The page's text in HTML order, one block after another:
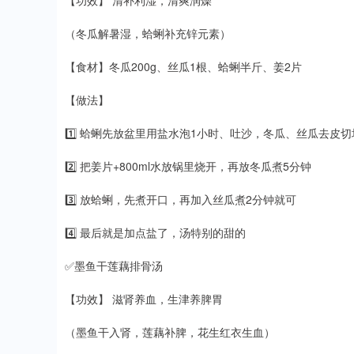
（冬瓜解暑湿，蛤蜊补充锌元素）
【食材】冬瓜200g、丝瓜1根、蛤蜊半斤、姜2片
【做法】
1️⃣ 蛤蜊先放盆里用盐水泡1小时、吐沙，冬瓜、丝瓜去皮
2️⃣ 把姜片+800ml水放锅里烧开，再放冬瓜煮5分钟
3️⃣ 放蛤蜊，先煮开口，再加入丝瓜煮2分钟就可
4️⃣ 最后就是加点盐了，汤特别的甜的
✅墨鱼干莲藕排骨汤
【功效】 滋肾养血，生津养脾胃
（墨鱼干入肾，莲藕补脾，花生红衣生血）